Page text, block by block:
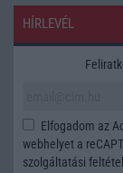
HÍRLEVÉL
Elfogadom az
webhelyet a
szolgáltatási